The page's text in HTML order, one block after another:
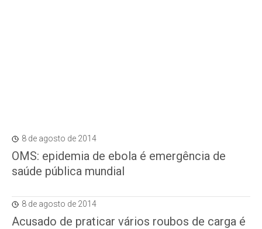
8 de agosto de 2014
OMS: epidemia de ebola é emergência de
saúde pública mundial
8 de agosto de 2014
Acusado de praticar vários roubos de carga é